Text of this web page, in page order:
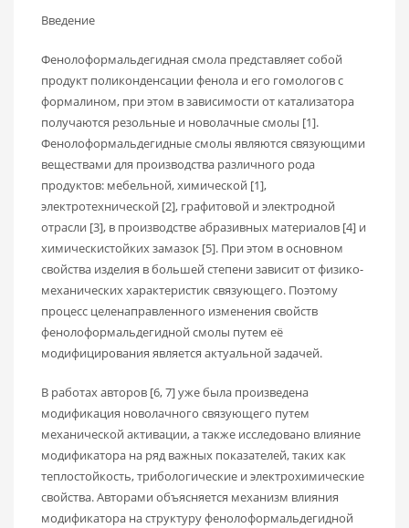
Введение
Фенолоформальдегидная смола представляет собой
продукт поликонденсации фенола и его гомологов с
формалином, при этом в зависимости от катализатора
получаются резольные и новолачные смолы [1].
Фенолоформальдегидные смолы являются связующими
веществами для производства различного рода
продуктов: мебельной, химической [1],
электротехнической [2], графитовой и электродной
отрасли [3], в производстве абразивных материалов [4] и
химическистойких замазок [5]. При этом в основном
свойства изделия в большей степени зависит от физико-
механических характеристик связующего. Поэтому
процесс целенаправленного изменения свойств
фенолоформальдегидной смолы путем её
модифицирования является актуальной задачей.
В работах авторов [6, 7] уже была произведена
модификация новолачного связующего путем
механической активации, а также исследовано влияние
модификатора на ряд важных показателей, таких как
теплостойкость, трибологические и электрохимические
свойства. Авторами объясняется механизм влияния
модификатора на структуру фенолоформальдегидной